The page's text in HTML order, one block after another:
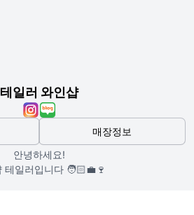
테일러 와인샵
매장정보
안녕하세요!